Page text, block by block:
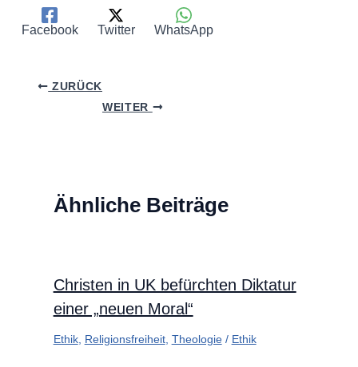
Facebook Twitter WhatsApp
ZURÜCK
WEITER
Ähnliche Beiträge
Christen in UK befürchten Diktatur
einer „neuen Moral“
Ethik, Religionsfreiheit, Theologie/ Ethik